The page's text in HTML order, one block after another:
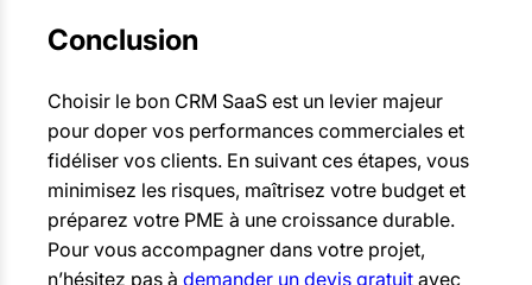
Conclusion
Choisir le bon CRM SaaS est un levier majeur
pour doper vos performances commerciales et
fidéliser vos clients. En suivant ces étapes, vous
minimisez les risques, maîtrisez votre budget et
préparez votre PME à une croissance durable.
Pour vous accompagner dans votre projet,
n’hésitez pas à demander un devis gratuit avec